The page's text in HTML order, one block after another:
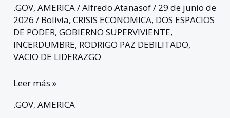
.GOV,AMERICA/Alfredo Atanasof/ 29 de junio de
2026/ Bolivia,CRISIS ECONOMICA, DOS ESPACIOS
DE PODER,GOBIERNO SUPERVIVIENTE,
INCERDUMBRE, RODRIGO PAZ DEBILITADO,
VACIO DE LIDERAZGO
Leer más »
.GOV,AMERICA